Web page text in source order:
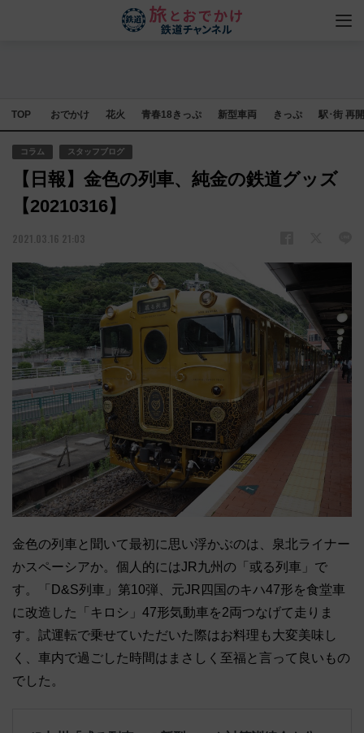
TOP おでかけ 花火 青春18きっぷ 新型車両 きっぷ 駅･街 再
コラム スタッフブログ
【日報】金色の列車、純金の鉄道グッズ
【20210316】
2021.03.16 21:03
金色の列車と聞いて最初に思い浮かぶのは、泉北ライナー
かスペーシアか。個人的にはJR九州の「或る列車」で
す。「D&S列車」第10弾、元JR四国のキハ47形を食堂車
に改造した「キロシ」47形気動車を2両つなげて走りま
す。試運転で乗せていただいた際はお料理も大変美味し
く、車内で過ごした時間はまさしく至福と言って良いもの
でした。